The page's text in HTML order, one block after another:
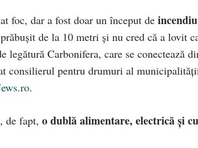
foc, dar a fost doar un început de incendiu
de la 10 metri şi nu cred că a lovit
legătură Carbonifera, care se conectează
consilierul pentru drumuri al
.
de fapt, o dublă alimentare, electrică şi